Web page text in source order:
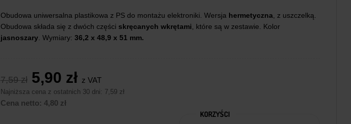
Obudowa uniwersalna plastikowa z PS do montażu elektroniki. Wersja hermetyczna, z uszczelką.
Obudowa składa się z dwóch części skręcanych wkrętami, które są w zestawie. Kolor
jasnoszary. Wymiary: 36,2 x 48,9 x 51 mm.
7,59zł Pierwotna
cena
wynosiła:
5,90 złAktualna
cena
z VAT
Najniższa cena z ostatnich 30 dni: 7,59 zł
Cena netto: 4,80 zł
KORZYŚCI